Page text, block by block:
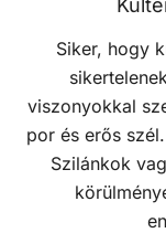
Siker, hogy
viszonyokkal
por és erős
Szilánkok